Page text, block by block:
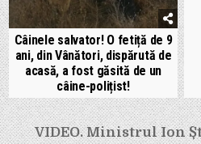
Câinele salvator! O fetiță de 9
ani, din Vânători, dispărută de
acasă, a fost găsită de un
câine-polițist!
Navigare
VIDEO. Ministrul Ion